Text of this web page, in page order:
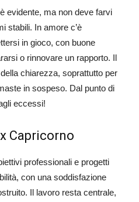
evidente, ma non deve farvi
stabili. In amore c’è
in gioco, con buone
o rinnovare un rapporto. Il
chiarezza, soprattutto per
in sospeso. Dal punto di
eccessi!
Capricorno
professionali e progetti
con una soddisfazione
Il lavoro resta centrale,